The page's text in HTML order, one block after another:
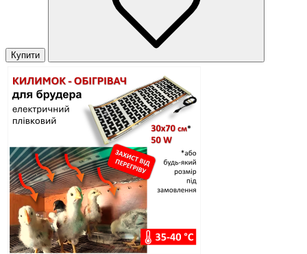
Купити